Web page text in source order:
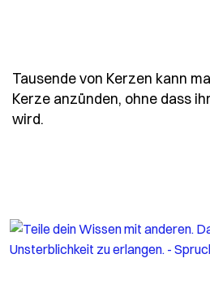
Tausende von Kerzen kann
Kerze anzünden, ohne dass
wird.